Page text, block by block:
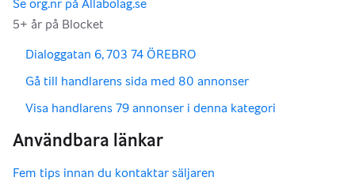
,
Dialoggatan 6, 703 74 ÖREBRO
Gå till handlarens sida med 80 annonser
Visa handlarens 79 annonser i denna kategori